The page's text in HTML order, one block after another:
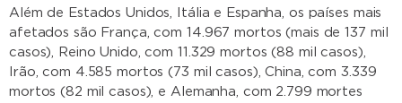
Além de Estados Unidos, Itália e Espanha, os países mais
afetados são França, com 14.967 mortos (mais de 137 mil
casos), Reino Unido, com 11.329 mortos (88 mil casos),
Irão, com 4.585 mortos (73 mil casos), China, com 3.339
mortos (82 mil casos), e Alemanha, com 2.799 mortes